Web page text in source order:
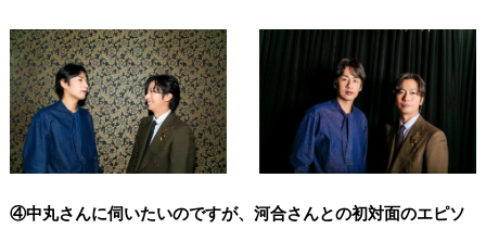
④中丸さんに伺いたいのですが、河合さんとの初対面のエピソ